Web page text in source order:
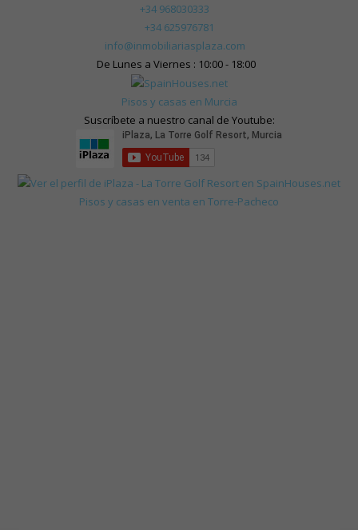
+34 968030333
+34 625976781
info@inmobiliariasplaza.com
De Lunes a Viernes : 10:00 - 18:00
Pisos y casas en Murcia
Suscríbete a nuestro canal de Youtube:
Pisos y casas en venta en Torre-Pacheco